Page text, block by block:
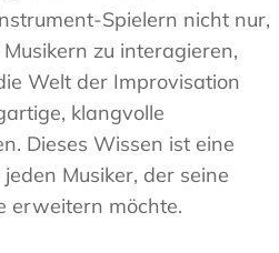
Spielern nicht nur,
zu interagieren,
Welt der Improvisation
klangvolle
Dieses Wissen ist eine
Musiker, der seine
erweitern möchte.